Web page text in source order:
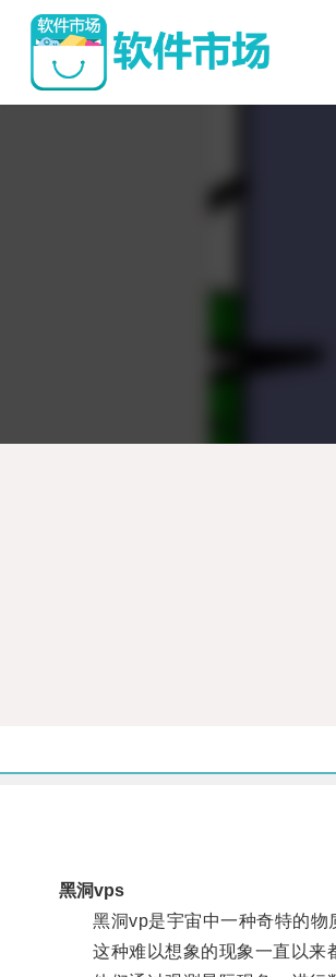
黑洞vps
黑洞vp是宇宙中一种奇特的物
这种难以想象的现象一直以来都